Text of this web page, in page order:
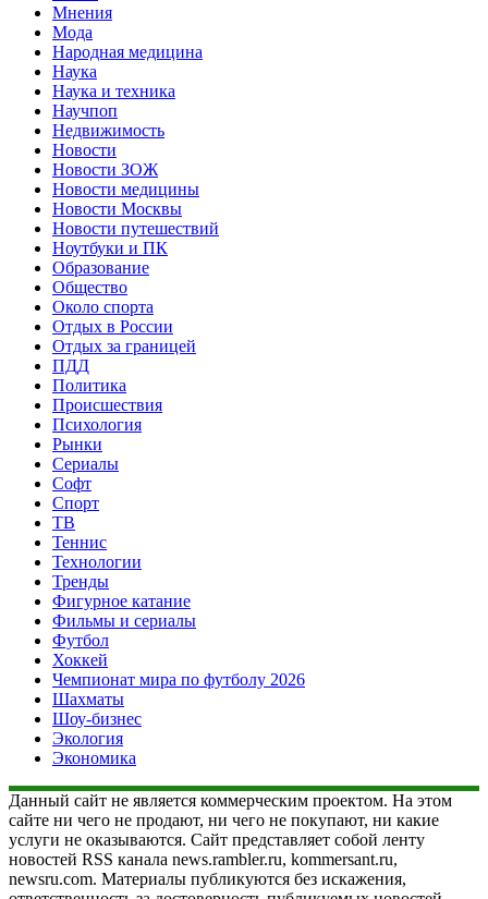
Мнения
Мода
Народная медицина
Наука
Наука и техника
Научпоп
Недвижимость
Новости
Новости ЗОЖ
Новости медицины
Новости Москвы
Новости путешествий
Ноутбуки и ПК
Образование
Общество
Около спорта
Отдых в России
Отдых за границей
ПДД
Политика
Происшествия
Психология
Рынки
Сериалы
Софт
Спорт
ТВ
Теннис
Технологии
Тренды
Фигурное катание
Фильмы и сериалы
Футбол
Хоккей
Чемпионат мира по футболу 2026
Шахматы
Шоу-бизнес
Экология
Экономика
Данный сайт не является коммерческим проектом. На этом
сайте ни чего не продают, ни чего не покупают, ни какие
услуги не оказываются. Сайт представляет собой ленту
новостей RSS канала news.rambler.ru, kommersant.ru,
newsru.com. Материалы публикуются без искажения,